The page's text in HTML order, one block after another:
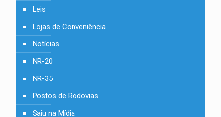
Leis
Lojas de Conveniência
Notícias
NR-20
NR-35
Postos de Rodovias
Saiu na Mídia